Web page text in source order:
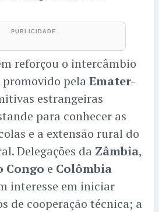
reforçou o intercâmbio
pela Emater-
estrangeiras
para conhecer as
e a extensão rural do
Delegações da Zâmbia,
Congo e Colômbia
interesse em iniciar
de cooperação técnica; a